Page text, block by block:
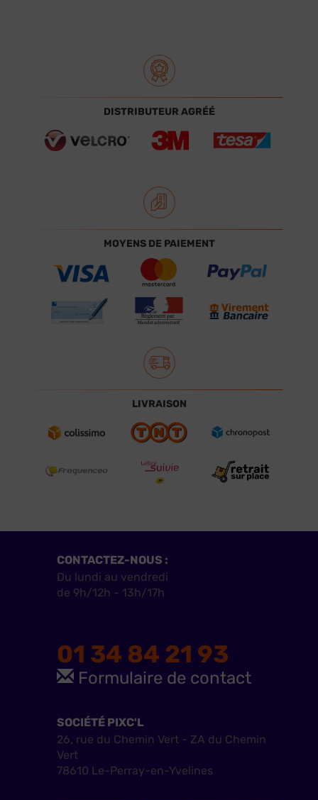
DISTRIBUTEUR AGRÉÉ
MOYENS DE PAIEMENT
LIVRAISON
CONTACTEZ-NOUS :
Du lundi au vendredi
de 9h/12h - 13h/17h
01 34 84 21 93
Formulaire de contact
SOCIÉTÉ PIXC'L
26, rue du Chemin Vert - ZA du Chemin
Vert
78610 Le-Perray-en-Yvelines